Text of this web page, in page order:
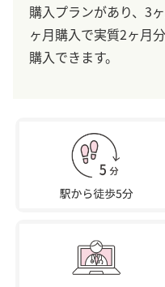
購入プランがあり、3
ヶ月購入で実質2ヶ月
購入できます。